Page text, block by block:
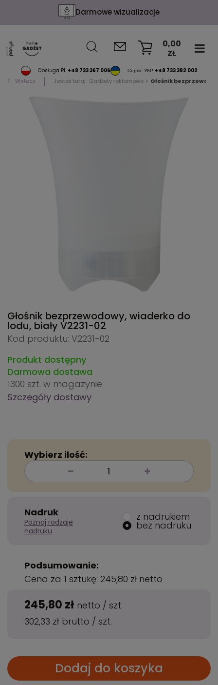
Darmowe wizualizacje
Obsługa PL +48 733 367 006 Сервіс УКР +48 733 382 002
0,00
ZŁ
Wstecz Jesteś tutaj: Gadżety reklamowe Głośnik
Głośnik bezprzewodowy, wiaderko do
lodu, białyV2231-02
Kod produktu: V2231-02
Produkt dostępny
Darmowa dostawa
1300 szt. w magazynie
Szczegóły dostawy
Wybierz ilość:
Nadruk
Poznaj rodzaje
nadruku
z nadrukiem
bez nadruku
Podsumowanie:
Cena za 1 sztukę: 245,80 zł netto
245,80 zł netto / szt.
302,33 zł brutto / szt.
Dodaj do koszyka